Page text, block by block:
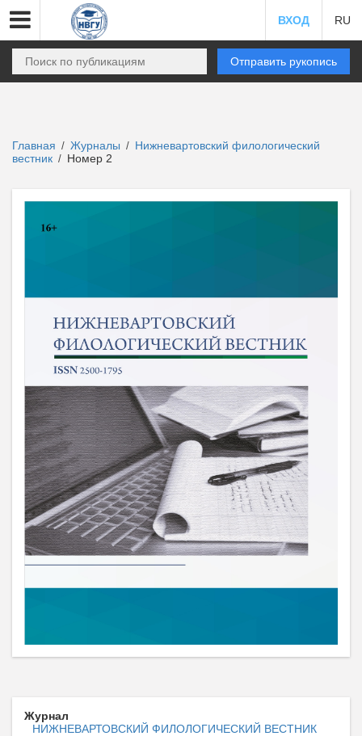
ВХОД RU
Отправить рукопись
Главная / Журналы / Нижневартовский филологический
вестник / Номер 2
Журнал
НИЖНЕВАРТОВСКИЙ ФИЛОЛОГИЧЕСКИЙ ВЕСТНИК